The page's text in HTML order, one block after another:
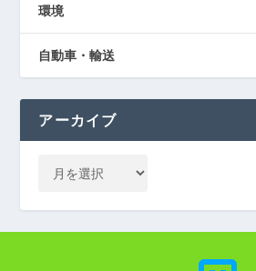
環境
自動車・輸送
アーカイブ